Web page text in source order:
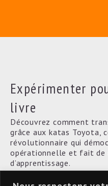
Expérimenter
livre
Découvrez comment
grâce aux katas Toyota,
révolutionnaire qui
opérationnelle et fait de
d’apprentissage.
Procurez-vous le livre